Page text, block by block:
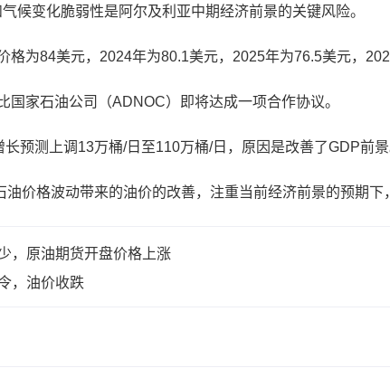
变化脆弱性是阿尔及利亚中期经济前景的关键风险。
为84美元，2024年为80.1美元，2025年为76.5美元，
家石油公司（ADNOC）即将达成一项合作协议。
测上调13万桶/日至110万桶/日，原因是改善了GDP前景
格波动带来的油价的改善，注重当前经济前景的预期下
，原油期货开盘价格上涨
，油价收跌